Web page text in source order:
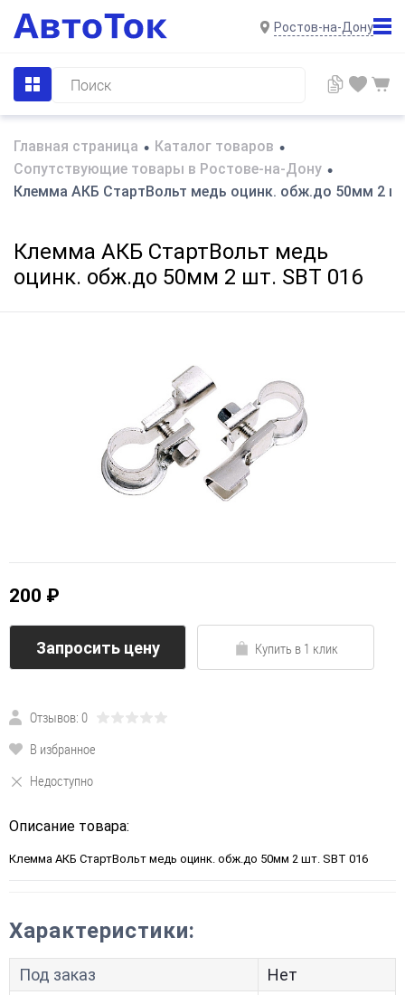
Ростов-на-Дону
Главная страница • Каталог товаров •
Сопутствующие товары в Ростове-на-Дону •
Клемма АКБ СтартВольт медь оцинк. обж.до 50мм 2
Клемма АКБ СтартВольт медь
оцинк. обж.до 50мм 2 шт. SBT 016
200 ₽
Запросить цену Купить в 1 клик
Отзывов: 0
В избранное
Недоступно
Описание товара:
Клемма АКБ СтартВольт медь оцинк. обж.до 50мм 2 шт. SBT 016
Характеристики:
Под заказ
Нет